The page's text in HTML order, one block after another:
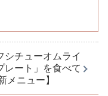
シチューオムライ
レート」を食べて
メニュー】